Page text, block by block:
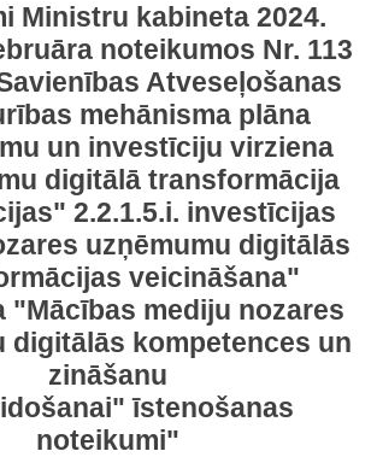
Ministru kabineta 2024.
noteikumos Nr. 113
Atveseļošanas
mehānisma plāna
un investīciju virziena
digitālā transformācija
2.2.1.5.i. investīcijas
uzņēmumu digitālās
veicināšana"
"Mācības mediju nozares
digitālās kompetences un
zināšanu
īstenošanas
noteikumi"